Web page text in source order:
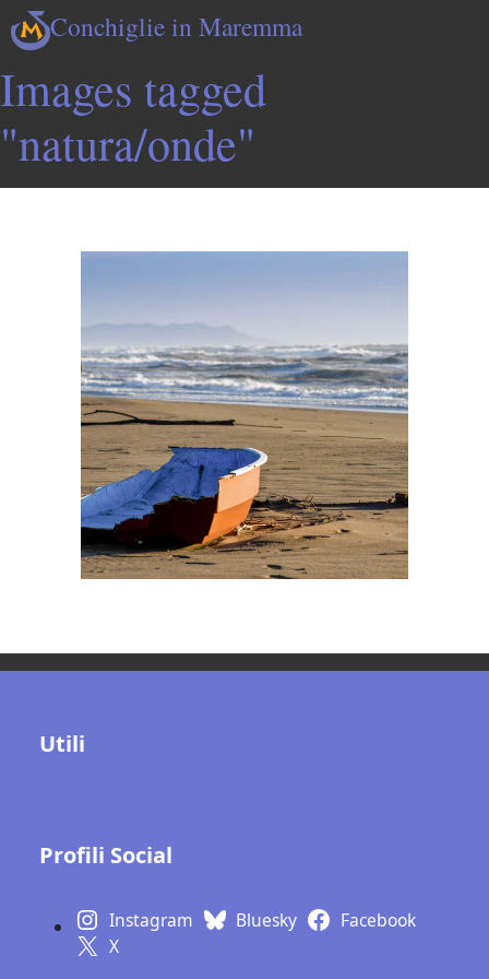
Conchiglie in Maremma
Images tagged
"natura/onde"
Utili
Profili Social
Instagram Bluesky
Facebook
X